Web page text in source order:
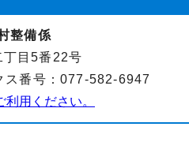
整備係
目5番22号
番号：077-582-6947
用ください。